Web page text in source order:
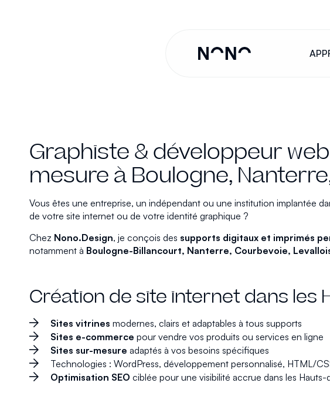
Graphiste & développeur
mesure à Boulogne,
Vous êtes une entreprise, un indépendant ou une institution implantée
de votre site internet ou de votre identité graphique ?
Chez Nono.Design, je conçois des supports digitaux et imprimés
notamment à Boulogne-Billancourt, Nanterre, Courbevoie,
Création de site internet dans les
Sites vitrines modernes, clairs et adaptables à tous supports
Sites e-commerce pour vendre vos produits ou services en ligne
Sites sur-mesure adaptés à vos besoins spécifiques
Technologies : WordPress, développement personnalisé, HTML/
Optimisation SEO ciblée pour une visibilité accrue dans les Hauts-